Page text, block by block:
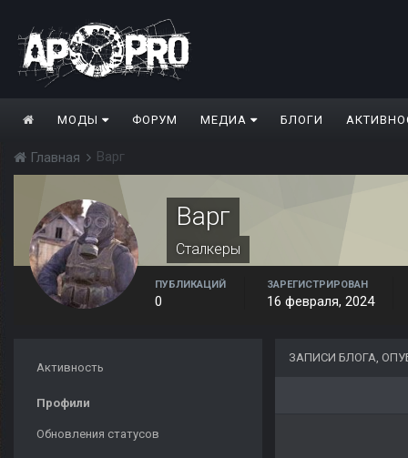
МОДЫ ФОРУМ МЕДИА БЛОГИ
Главная Варг
Варг
Сталкеры
ПУБЛИКАЦИЙ
0
ЗАРЕГИСТРИРОВАН
16 февраля, 2024
Активность
Профили
Обновления статусов
ЗАПИСИ БЛОГА,